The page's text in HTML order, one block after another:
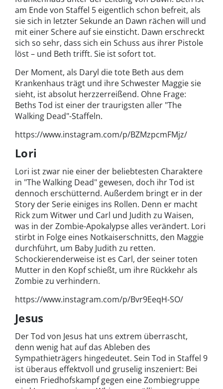
am Ende von Staffel 5 eigentlich schon befreit, als
sie sich in letzter Sekunde an Dawn rächen will und
mit einer Schere auf sie einsticht. Dawn erschreckt
sich so sehr, dass sich ein Schuss aus ihrer Pistole
löst – und Beth trifft. Sie ist sofort tot.
Der Moment, als Daryl die tote Beth aus dem
Krankenhaus trägt und ihre Schwester Maggie sie
sieht, ist absolut herzzerreißend. Ohne Frage:
Beths Tod ist einer der traurigsten aller "The
Walking Dead"-Staffeln.
https://www.instagram.com/p/BZMzpcmFMjz/
Lori
Lori ist zwar nie einer der beliebtesten Charaktere
in "The Walking Dead" gewesen, doch ihr Tod ist
dennoch erschütternd. Außerdem bringt er in der
Story der Serie einiges ins Rollen. Denn er macht
Rick zum Witwer und Carl und Judith zu Waisen,
was in der Zombie-Apokalypse alles verändert. Lori
stirbt in Folge eines Notkaiserschnitts, den Maggie
durchführt, um Baby Judith zu retten.
Schockierenderweise ist es Carl, der seiner toten
Mutter in den Kopf schießt, um ihre Rückkehr als
Zombie zu verhindern.
https://www.instagram.com/p/Bvr9EeqH-SO/
Jesus
Der Tod von Jesus hat uns extrem überrascht,
denn wenig hat auf das Ableben des
Sympathieträgers hingedeutet. Sein Tod in Staffel 9
ist überaus effektvoll und gruselig inszeniert: Bei
einem Friedhofskampf gegen eine Zombiegruppe